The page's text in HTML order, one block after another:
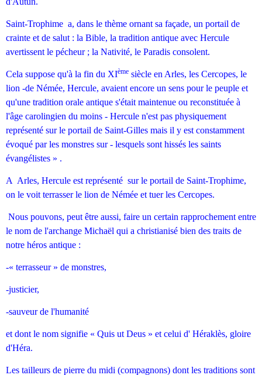
Saint-Trophime a, dans le thème ornant sa façade, un portail de
crainte et de salut : la Bible, la tradition antique avec Hercule
avertissent le pécheur ; la Nativité, le Paradis consolent.
Cela suppose qu'à la fin du XIème siècle en Arles, les Cercopes, le
lion -de Némée, Hercule, avaient encore un sens pour le peuple et
qu'une tradition orale antique s'était maintenue ou reconstituée à
l'âge carolingien du moins - Hercule n'est pas physiquement
représenté sur le portail de Saint-Gilles mais il y est constamment
évoqué par les monstres sur - lesquels sont hissés les saints
évangélistes » .
A Arles, Hercule est représenté sur le portail de Saint-Trophime,
on le voit terrasser le lion de Némée et tuer les Cercopes.
Nous pouvons, peut être aussi, faire un certain rapprochement entre
le nom de l'archange Michaël qui a christianisé bien des traits de
notre héros antique :
-« terrasseur » de monstres,
-justicier,
-sauveur de l'humanité
et dont le nom signifie « Quis ut Deus » et celui d' Héraklès, gloire
d'Héra.
Les tailleurs de pierre du midi (compagnons) dont les traditions sont